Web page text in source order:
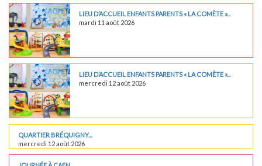
LIEU D’ACCUEIL ENFANTS PARENTS « LA COMÈTE »...
mardi 11 août 2026
LIEU D’ACCUEIL ENFANTS PARENTS « LA COMÈTE »...
mercredi 12 août 2026
QUARTIER BRÉQUIGNY...
mercredi 12 août 2026